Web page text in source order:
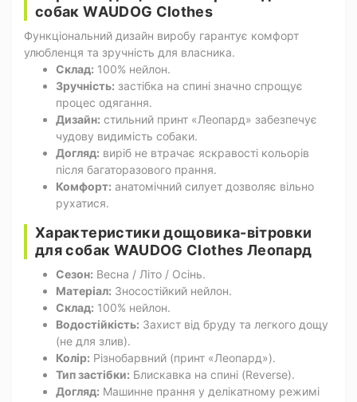
собак WAUDOG Clothes
Функціональний дизайн виробу гарантує комфорт
улюбленця та зручність для власника.
Склад: 100% нейлон.
Зручність: застібка на спині значно спрощує
процес одягання.
Дизайн: стильний принт «Леопард» забезпечує
чудову видимість собаки.
Догляд: виріб не втрачає яскравості кольорів
після багаторазового прання.
Комфорт: анатомічний силует дозволяє вільно
рухатися.
Характеристики дощовика-вітровки
для собак WAUDOG Clothes Леопард
Сезон: Весна / Літо / Осінь.
Матеріал: Зносостійкий нейлон.
Склад: 100% нейлон.
Водостійкість: Захист від бруду та легкого дощу
(не для злив).
Колір: Різнобарвний (принт «Леопард»).
Тип застібки: Блискавка на спині (Reverse).
Догляд: Машинне прання у делікатному режимі